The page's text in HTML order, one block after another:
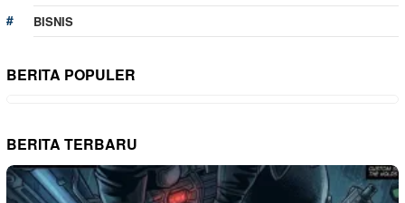
BISNIS
BERITA POPULER
BERITA TERBARU